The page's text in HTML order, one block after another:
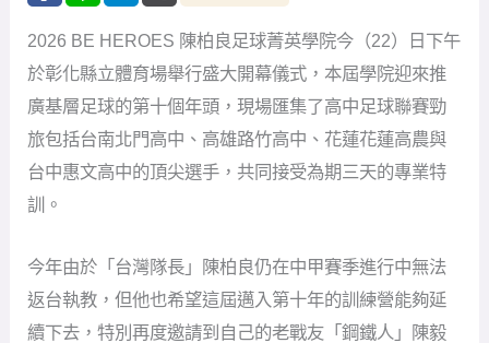
2026 BE HEROES 陳柏良足球菁英學院今（22）日下午
於彰化縣立體育場舉行盛大開幕儀式，本屆學院迎來推
廣基層足球的第十個年頭，現場匯集了高中足球聯賽勁
旅包括台南北門高中、高雄路竹高中、花蓮花蓮高農與
台中惠文高中的頂尖選手，共同接受為期三天的專業特
訓。
今年由於「台灣隊長」陳柏良仍在中甲賽季進行中無法
返台執教，但他也希望這屆邁入第十年的訓練營能夠延
續下去，特別再度邀請到自己的老戰友「鋼鐵人」陳毅